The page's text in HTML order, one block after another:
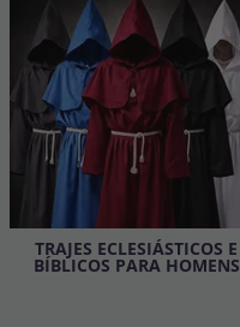
TRAJES ECLESIÁSTICOS E
BÍBLICOS PARA HOMENS